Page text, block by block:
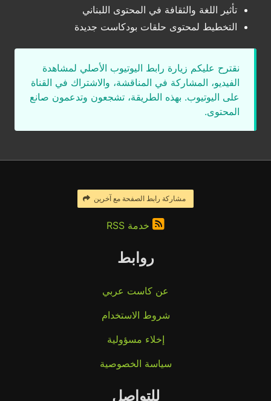
تأثير اللغة والثقافة في المحتوى اللبناني
التخطيط لمحتوى حلقات بودكاست جديدة
نقترح عليكم زيارة رابط اليوتيوب الأصلي لمشاهدة
الفيديو، المشاركة في المناقشة، والاشتراك في القناة
على اليوتيوب. بهذه الطريقة، تشجعون وتدعمون صانع
المحتوى.
مشاركة رابط الصفحة مع آخرين
خدمة RSS
روابط
عن كاست عربي
شروط الاستخدام
إخلاء مسؤولية
سياسة الخصوصية
للتواصل